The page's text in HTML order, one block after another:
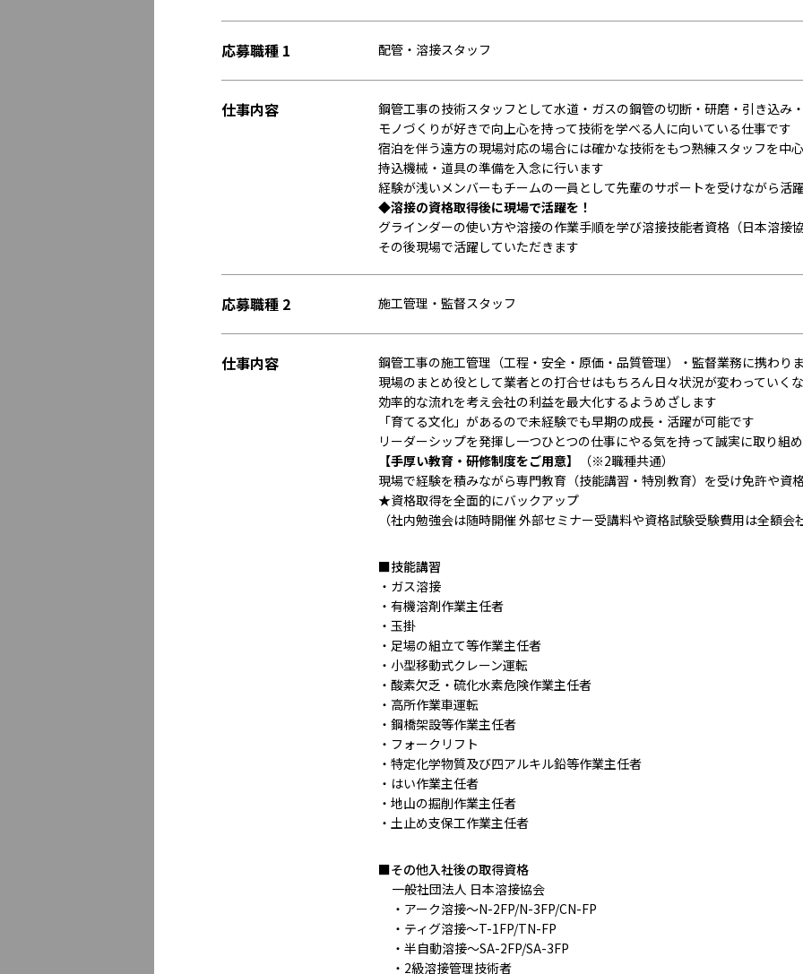
応募職種 1 配管・溶接スタッフ
仕事内容
鋼管工事の技術スタッフとして水道・ガスの鋼管の切断・研磨・引き込み
モノづくりが好きで向上心を持って技術を学べる人に向いている仕事です
宿泊を伴う遠方の現場対応の場合には確かな技術をもつ熟練スタッフを中
持込機械・道具の準備を入念に行います
経験が浅いメンバーもチームの一員として先輩のサポートを受けながら活
◆溶接の資格取得後に現場で活躍を！
グラインダーの使い方や溶接の作業手順を学び溶接技能者資格（日本溶接
その後現場で活躍していただきます
応募職種 2 施工管理・監督スタッフ
仕事内容
鋼管工事の施工管理（工程・安全・原価・品質管理）・監督業務に携わり
現場のまとめ役として業者との打合せはもちろん日々状況が変わっていく
効率的な流れを考え会社の利益を最大化するようめざします
「育てる文化」があるので未経験でも早期の成長・活躍が可能です
リーダーシップを発揮し一つひとつの仕事にやる気を持って誠実に取り組
【手厚い教育・研修制度をご用意】
（※2職種共通）
現場で経験を積みながら専門教育（技能講習・特別教育）を受け免許や資
★資格取得を全面的にバックアップ
（社内勉強会は随時開催 外部セミナー受講料や資格試験受験費用は全額会
■技能講習
・ガス溶接
・有機溶剤作業主任者
・玉掛
・足場の組立て等作業主任者
・小型移動式クレーン運転
・酸素欠乏・硫化水素危険作業主任者
・高所作業車運転
・鋼橋架設等作業主任者
・フォークリフト
・特定化学物質及び四アルキル鉛等作業主任者
・はい作業主任者
・地山の掘削作業主任者
・土止め支保工作業主任者
■その他入社後の取得資格
一般社団法人 日本溶接協会
・アーク溶接～N-2FP/N-3FP/CN-FP
・ティグ溶接～T-1FP/TN-FP
・半自動溶接～SA-2FP/SA-3FP
・2級溶接管理技術者